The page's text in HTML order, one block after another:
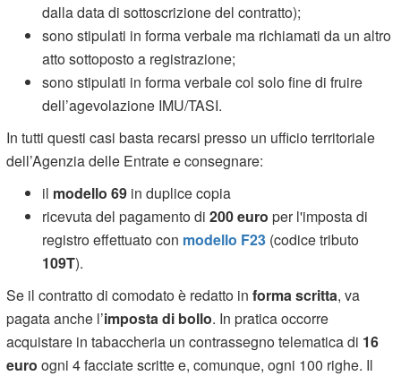
dalla data di sottoscrizione del contratto);
sono stipulati in forma verbale ma richiamati da un altro
atto sottoposto a registrazione;
sono stipulati in forma verbale col solo fine di fruire
dell’agevolazione IMU/TASI.
In tutti questi casi basta recarsi presso un ufficio territoriale
dell’Agenzia delle Entrate e consegnare:
il modello 69 in duplice copia
ricevuta del pagamento di200 euro per l'imposta di
registro effettuato con modello F23 (codice tributo
109T).
Se il contratto di comodato è redatto informa scritta, va
pagata anche l’imposta di bollo. In pratica occorre
acquistare in tabaccheria un contrassegno telematica di 16
euro ogni 4 facciate scritte e, comunque, ogni 100 righe. Il